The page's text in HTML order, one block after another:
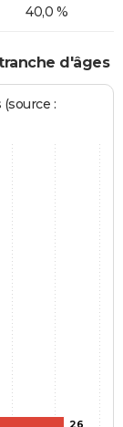
40,0 %
d'âges
:
26